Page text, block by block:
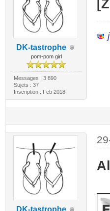
DK-tastrophe
pom-pom girl
Messages : 3 890
Sujets : 37
Inscription : Feb 2018
DK-tastrophe